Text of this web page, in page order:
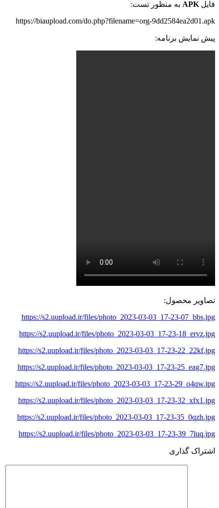
فایلAPK به منظور تست:
https://biaupload.com/do.php?filename=org-9dd2584ea2d01.apk
پیش نمایش برنامه:
تصاویر محصول:
https://s2.uupload.ir/files/photo_2023-03-03_17-23-07_bbs.jpg
https://s2.uupload.ir/files/photo_2023-03-03_17-23-18_ervz.jpg
https://s2.uupload.ir/files/photo_2023-03-03_17-23-22_22kf.jpg
https://s2.uupload.ir/files/photo_2023-03-03_17-23-25_eag7.jpg
https://s2.uupload.ir/files/photo_2023-03-03_17-23-29_o4qw.jpg
https://s2.uupload.ir/files/photo_2023-03-03_17-23-32_xfx1.jpg
https://s2.uupload.ir/files/photo_2023-03-03_17-23-35_0qzh.jpg
https://s2.uupload.ir/files/photo_2023-03-03_17-23-39_7luq.jpg
اشتراک گذاری